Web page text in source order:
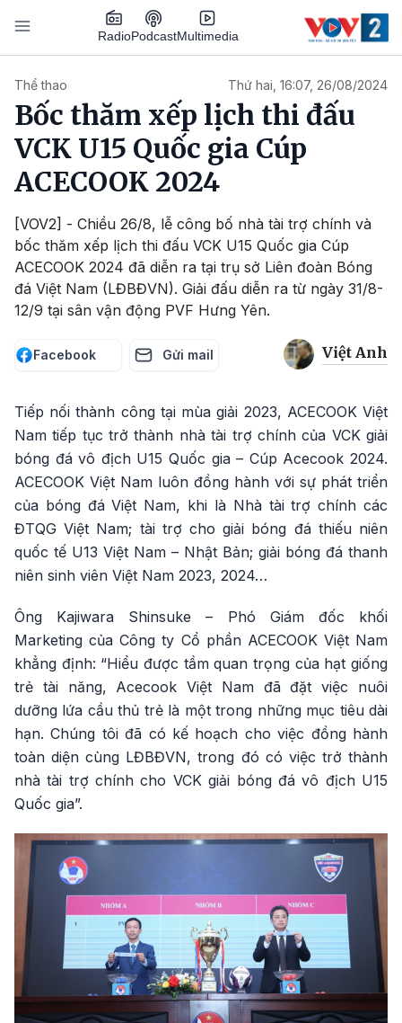
Nhảy đến nội dung
RadioPodcastMultimedia
Thể thao Thứ hai, 16:07, 26/08/2024
Bốc thăm xếp lịch thi đấu
VCK U15 Quốc gia Cúp
ACECOOK 2024
[VOV2] - Chiều 26/8, lễ công bố nhà tài trợ chính và
bốc thăm xếp lịch thi đấu VCK U15 Quốc gia Cúp
ACECOOK 2024 đã diễn ra tại trụ sở Liên đoàn Bóng
đá Việt Nam (LĐBĐVN). Giải đấu diễn ra từ ngày 31/8-
12/9 tại sân vận động PVF Hưng Yên.
Facebook Gửi mail Việt Anh
Tiếp nối thành công tại mùa giải 2023, ACECOOK Việt
Nam tiếp tục trở thành nhà tài trợ chính của VCK giải
bóng đá vô địch U15 Quốc gia – Cúp Acecook 2024.
ACECOOK Việt Nam luôn đồng hành với sự phát triển
của bóng đá Việt Nam, khi là Nhà tài trợ chính các
ĐTQG Việt Nam; tài trợ cho giải bóng đá thiếu niên
quốc tế U13 Việt Nam – Nhật Bản; giải bóng đá thanh
niên sinh viên Việt Nam 2023, 2024…
Ông Kajiwara Shinsuke – Phó Giám đốc khối
Marketing của Công ty Cổ phần ACECOOK Việt Nam
khẳng định: “Hiểu được tầm quan trọng của hạt giống
trẻ tài năng, Acecook Việt Nam đã đặt việc nuôi
dưỡng lứa cầu thủ trẻ là một trong những mục tiêu dài
hạn. Chúng tôi đã có kế hoạch cho việc đồng hành
toàn diện cùng LĐBĐVN, trong đó có việc trở thành
nhà tài trợ chính cho VCK giải bóng đá vô địch U15
Quốc gia”.